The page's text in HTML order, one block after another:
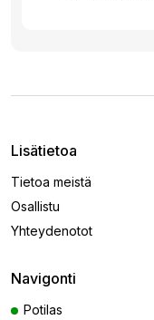
Lisätietoa
Tietoa meistä
Osallistu
Yhteydenotot
Navigonti
Potilas